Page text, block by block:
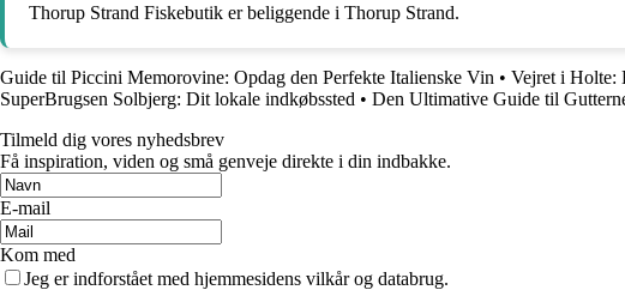
Thorup Strand Fiskebutik er beliggende i Thorup Strand.
Guide til Piccini Memorovine: Opdag den Perfekte Italienske Vin • Vejret i Holte:
SuperBrugsen Solbjerg: Dit lokale indkøbssted • Den Ultimative Guide til
Tilmeld dig vores nyhedsbrev
Få inspiration, viden og små genveje direkte i din indbakke.
E-mail
Kom med
Jeg er indforstået med hjemmesidens vilkår og databrug.